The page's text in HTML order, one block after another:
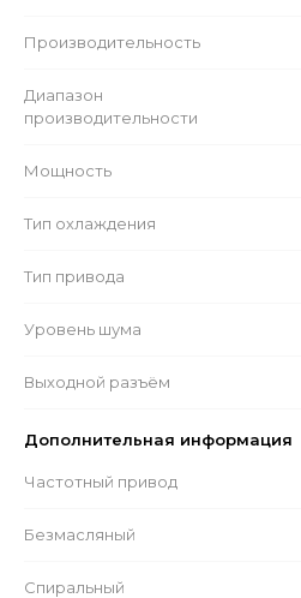
Производительность
Диапазон
производительности
Мощность
Тип охлаждения
Тип привода
Уровень шума
Выходной разъём
Дополнительная информация
Частотный привод
Безмасляный
Спиральный